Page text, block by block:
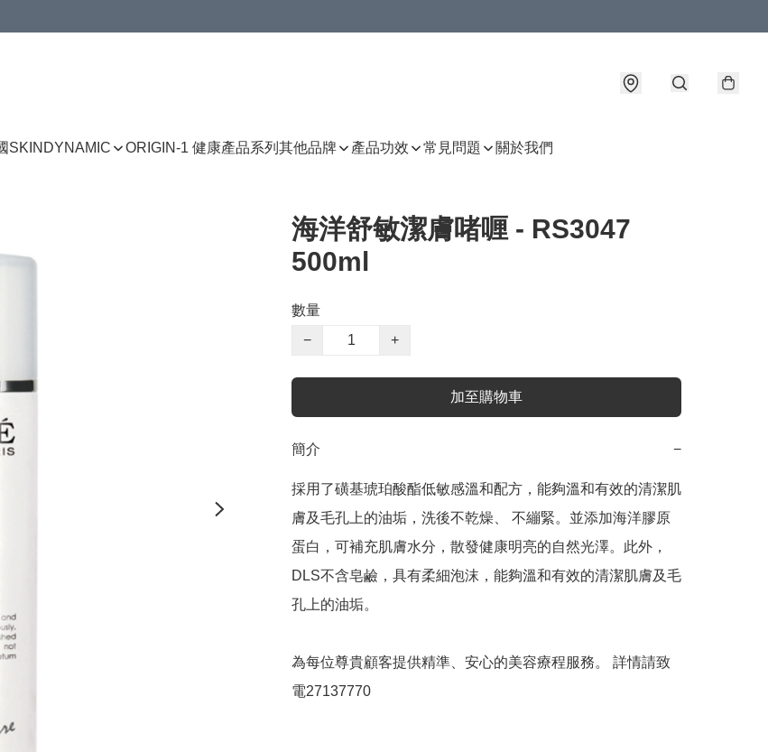
SKINDYNAMIC ORIGIN-1 健康產品系列 其他品牌 產品功效 常見問題 關於我們
海洋舒敏潔膚啫喱 - RS3047
500ml
數量
−
+
加至購物車
簡介 −
採用了磺基琥珀酸酯低敏感溫和配方，能夠溫和有效的清潔肌
膚及毛孔上的油垢，洗後不乾燥、 不繃緊。並添加海洋膠原
蛋白，可補充肌膚水分，散發健康明亮的自然光澤。此外，
DLS不含皂鹼，具有柔細泡沫，能夠溫和有效的清潔肌膚及毛
孔上的油垢。
為每位尊貴顧客提供精準、安心的美容療程服務。 詳情請致
電27137770